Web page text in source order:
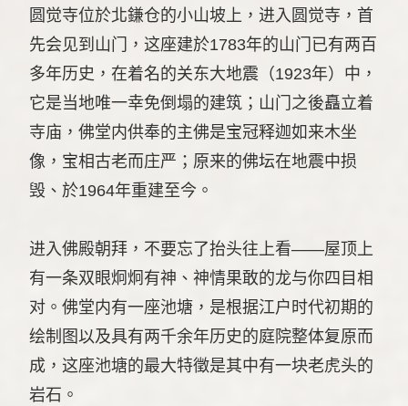
圆觉寺位於北鎌仓的小山坡上，进入圆觉寺，首
先会见到山门，这座建於1783年的山门已有两百
多年历史，在着名的关东大地震（1923年）中，
它是当地唯一幸免倒塌的建筑；山门之後矗立着
寺庙，佛堂内供奉的主佛是宝冠释迦如来木坐
像，宝相古老而庄严；原来的佛坛在地震中损
毁、於1964年重建至今。
进入佛殿朝拜，不要忘了抬头往上看——屋顶上
有一条双眼炯炯有神、神情果敢的龙与你四目相
对。佛堂内有一座池塘，是根据江户时代初期的
绘制图以及具有两千余年历史的庭院整体复原而
成，这座池塘的最大特徵是其中有一块老虎头的
岩石。